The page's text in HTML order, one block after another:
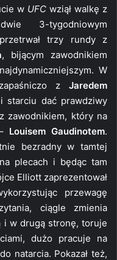
w UFC wziął walkę z
3-tygodniowym
trzy rundy z
, bijącym zawodnikiem
W
z Jaredem
starciu dać prawdziwy
zawodnikiem, który na
Louisem Gaudinotem.
bezradny w tamtej
plecach i będąc tam
Elliott zaprezentował
przewagę
ciągle zmienia
i w drugą stronę, toruje
dużo pracuje na
natarcia. Pokazał też,